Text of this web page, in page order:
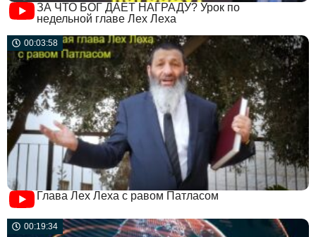
ЗА ЧТО БОГ ДАЕТ НАГРАДУ? Урок по
недельной главе Лех Леха
00:03:58
Глава Лех Леха с равом Патласом
00:19:34